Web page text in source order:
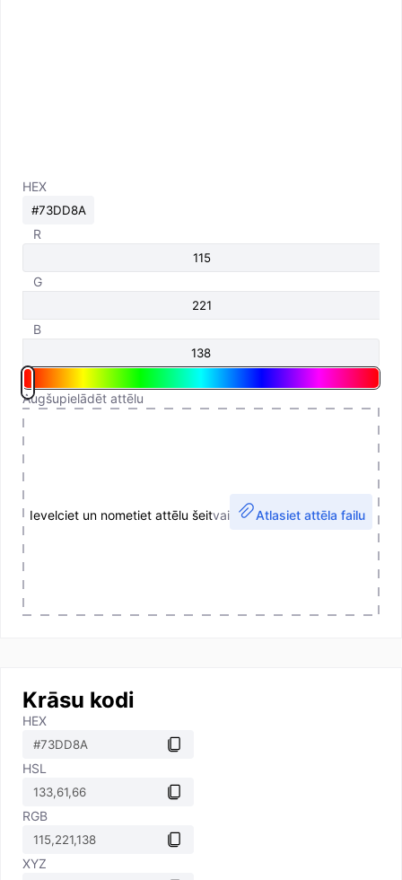
HEX
R
G
B
Augšupielādēt attēlu
Ievelciet un nometiet attēlu šeitvai Atlasiet attēla failu
Krāsu kodi
HEX
HSL
RGB
XYZ